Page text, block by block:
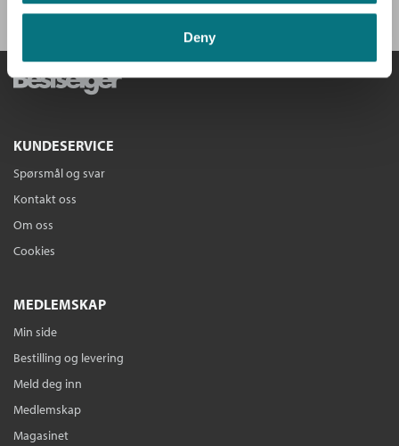
Deny
Det skjulte nettverket: Farlige
Annemarte Moland
Ebok Bokmål 2021
BLI MEDLEM I DAG
KUNDESERVICE
Spørsmål og svar
Kontakt oss
Om oss
Cookies
MEDLEMSKAP
Min side
Bestilling og levering
Meld deg inn
Medlemskap
Magasinet